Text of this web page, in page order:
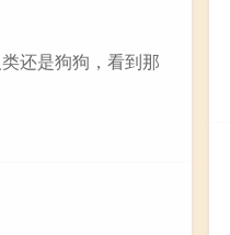
还是狗狗，看到那